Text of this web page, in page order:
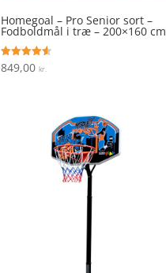
Homegoal – Pro Senior sort –
Fodboldmål i træ – 200×160 cm
Vurderet
4.6
849,00 kr.